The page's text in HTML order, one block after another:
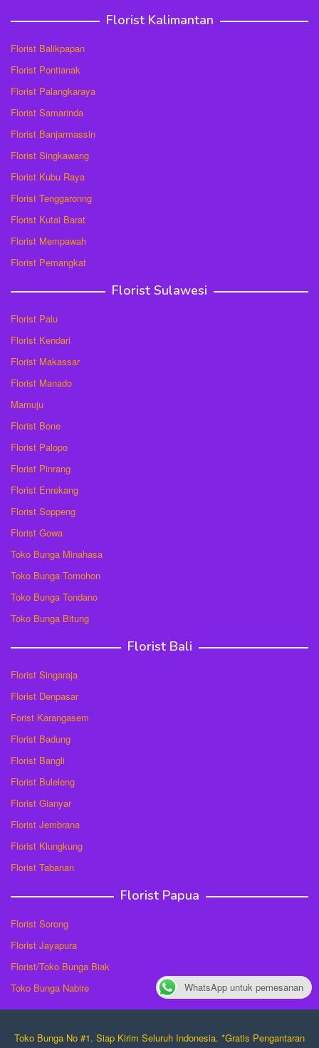
Florist Kalimantan
Florist Balikpapan
Florist Pontianak
Florist Palangkaraya
Florist Samarinda
Florist Banjarmassin
Florist Singkawang
Florist Kubu Raya
Florist Tenggaronng
Florist Kutai Barat
Florist Mempawah
Florist Pemangkat
Florist Sulawesi
Florist Palu
Florist Kendari
Florist Makassar
Florist Manado
Mamuju
Florist Bone
Florist Palopo
Florist Pinrang
Florist Enrekang
Florist Soppeng
Florist Gowa
Toko Bunga Minahasa
Toko Bunga Tomohon
Toko Bunga Tondano
Toko Bunga Bitung
Florist Bali
Florist Singaraja
Florist Denpasar
Forist Karangasem
Florist Badung
Florist Bangli
Florist Buleleng
Florist Gianyar
Florist Jembrana
Florist Klungkung
Florist Tabanan
Florist Papua
Florist Sorong
Florist Jayapura
Florist/Toko Bunga Biak
Toko Bunga Nabire
Toko Bunga No #1. Siap Kirim Seluruh Indonesia. *Gratis Pengantaran
WhatsApp untuk pemesanan